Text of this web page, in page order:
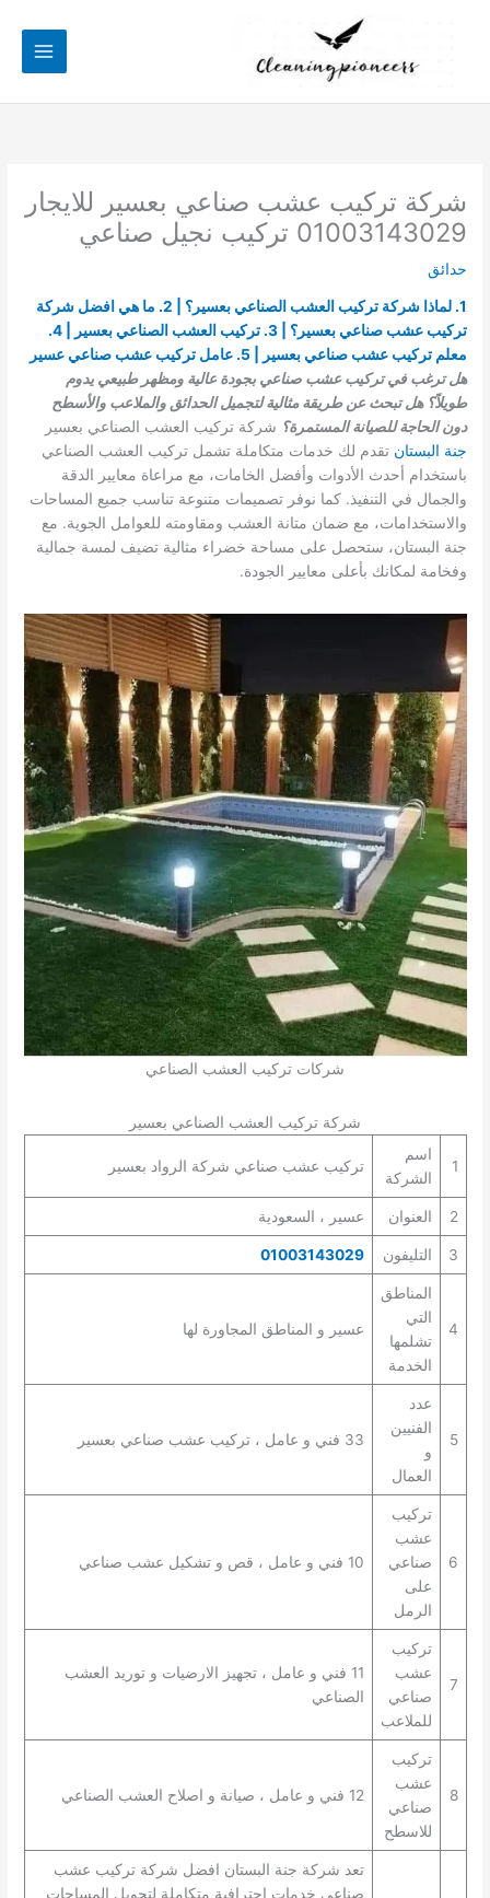
شركة تركيب عشب صناعي بعسير للايجار
01003143029 تركيب نجيل صناعي
حدائق
1. لماذا شركة تركيب العشب الصناعي بعسير؟ | 2. ما هي افضل شركة
تركيب عشب صناعي بعسير؟ | 3. تركيب العشب الصناعي بعسير | 4.
معلم تركيب عشب صناعي بعسير | 5. عامل تركيب عشب صناعي عسير
هل ترغب في تركيب عشب صناعي بجودة عالية ومظهر طبيعي يدوم
طويلاً؟ هل تبحث عن طريقة مثالية لتجميل الحدائق والملاعب والأسطح
دون الحاجة للصيانة المستمرة؟ شركة تركيب العشب الصناعي بعسير
جنة البستان تقدم لك خدمات متكاملة تشمل تركيب العشب الصناعي
باستخدام أحدث الأدوات وأفضل الخامات، مع مراعاة معايير الدقة
والجمال في التنفيذ. كما نوفر تصميمات متنوعة تناسب جميع المساحات
والاستخدامات، مع ضمان متانة العشب ومقاومته للعوامل الجوية. مع
جنة البستان، ستحصل على مساحة خضراء مثالية تضيف لمسة جمالية
وفخامة لمكانك بأعلى معايير الجودة.
شركات تركيب العشب الصناعي
شركة تركيب العشب الصناعي بعسير
1
اسم
الشركة
تركيب عشب صناعي شركة الرواد بعسير
2 العنوان عسير ، السعودية
3 التليفون 01003143029
4
المناطق
التي
تشلمها
الخدمة
عسير و المناطق المجاورة لها
5
عدد
الفنيين
و
العمال
33 فني و عامل ، تركيب عشب صناعي بعسير
6
تركيب
عشب
صناعي
على
الرمل
10 فني و عامل ، قص و تشكيل عشب صناعي
7
تركيب
عشب
صناعي
للملاعب
11 فني و عامل ، تجهيز الارضيات و توريد العشب
الصناعي
8
تركيب
عشب
صناعي
للاسطح
12 فني و عامل ، صيانة و اصلاح العشب الصناعي
تعد شركة جنة البستان افضل شركة تركيب عشب
صناعي خدمات احترافية متكاملة لتحويل المساحات